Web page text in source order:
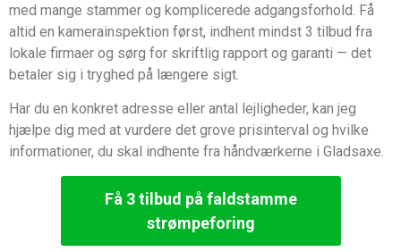
med mange stammer og komplicerede adgangsforhold. Få
altid en kamerainspektion først, indhent mindst 3 tilbud fra
lokale firmaer og sørg for skriftlig rapport og garanti — det
betaler sig i tryghed på længere sigt.
Har du en konkret adresse eller antal lejligheder, kan jeg
hjælpe dig med at vurdere det grove prisinterval og hvilke
informationer, du skal indhente fra håndværkerne i Gladsaxe.
Få 3 tilbud på faldstamme
strømpeforing